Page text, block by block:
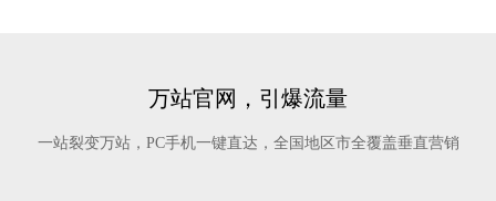
万站官网，引爆流量
一站裂变万站，PC手机一键直达，全国地区市全覆盖垂直营销